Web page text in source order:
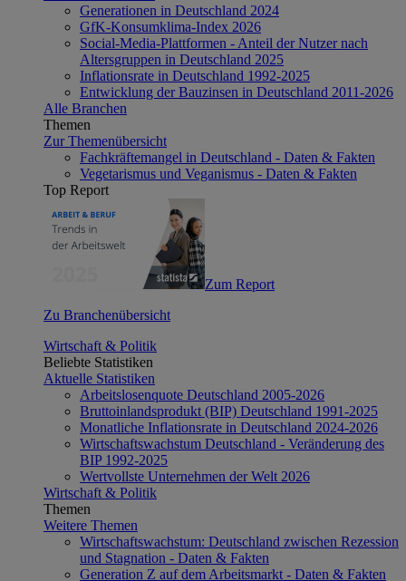
Generationen in Deutschland 2024
GfK-Konsumklima-Index 2026
Social-Media-Plattformen - Anteil der Nutzer nach
Altersgruppen in Deutschland 2025
Inflationsrate in Deutschland 1992-2025
Entwicklung der Bauzinsen in Deutschland 2011-2026
Alle Branchen
Themen
Zur Themenübersicht
Fachkräftemangel in Deutschland - Daten & Fakten
Vegetarismus und Veganismus - Daten & Fakten
Top Report
Zum Report
Zu Branchenübersicht
Wirtschaft & Politik
Beliebte Statistiken
Aktuelle Statistiken
Arbeitslosenquote Deutschland 2005-2026
Bruttoinlandsprodukt (BIP) Deutschland 1991-2025
Monatliche Inflationsrate in Deutschland 2024-2026
Wirtschaftswachstum Deutschland - Veränderung des
BIP 1992-2025
Wertvollste Unternehmen der Welt 2026
Wirtschaft & Politik
Themen
Weitere Themen
Wirtschaftswachstum: Deutschland zwischen Rezession
und Stagnation - Daten & Fakten
Generation Z auf dem Arbeitsmarkt - Daten & Fakten